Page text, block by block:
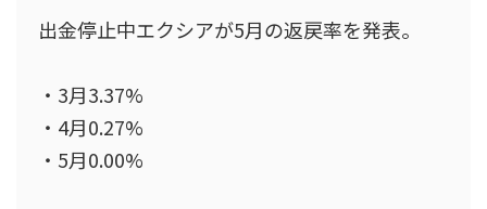
出金停止中エクシアが5月の返戻率を発表。
・3月3.37%
・4月0.27%
・5月0.00%